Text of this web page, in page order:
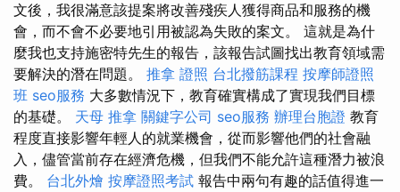
文後，我很滿意該提案將改善殘疾人獲得商品和服務的機
會，而不會不必要地引用被認為失敗的案文。 這就是為什
麼我也支持施密特先生的報告，該報告試圖找出教育領域需
要解決的潛在問題。 推拿 證照 台北撥筋課程 按摩師證照
班 seo服務 大多數情況下，教育確實構成了實現我們目標
的基礎。 天母 推拿 關鍵字公司 seo服務 辦理台胞證 教育
程度直接影響年輕人的就業機會，從而影響他們的社會融
入，儘管當前存在經濟危機，但我們不能允許這種潛力被浪
費。 台北外燴 按摩證照考試 報告中兩句有趣的話值得進一